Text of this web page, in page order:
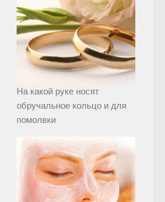
На какой руке носят
обручальное кольцо и для
помолвки